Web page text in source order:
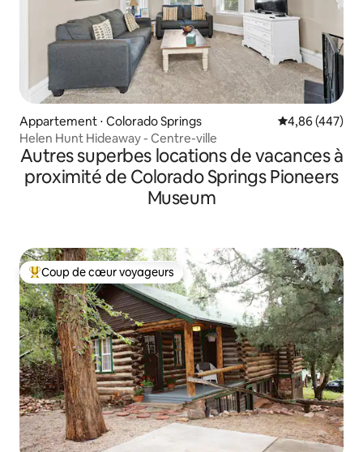
Appartement ⋅ Colorado Springs Évaluation
4,86 (447)
Helen Hunt Hideaway - Centre-ville
Autres superbes locations de vacances à
proximité de Colorado Springs Pioneers
Museum
Coups de cœur voyageurs les plus appréciés
Coup de cœur voyageurs